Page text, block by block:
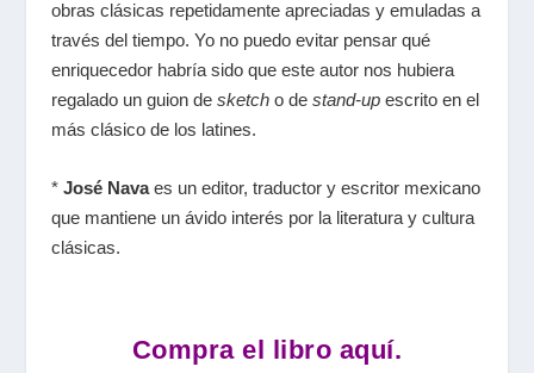
obras clásicas repetidamente apreciadas y emuladas a
través del tiempo. Yo no puedo evitar pensar qué
enriquecedor habría sido que este autor nos hubiera
regalado un guion de sketcho de stand-upescrito en el
más clásico de los latines.
* José Navaes un editor, traductor y escritor mexicano
que mantiene un ávido interés por la literatura y cultura
clásicas.
Compra el libro aquí.